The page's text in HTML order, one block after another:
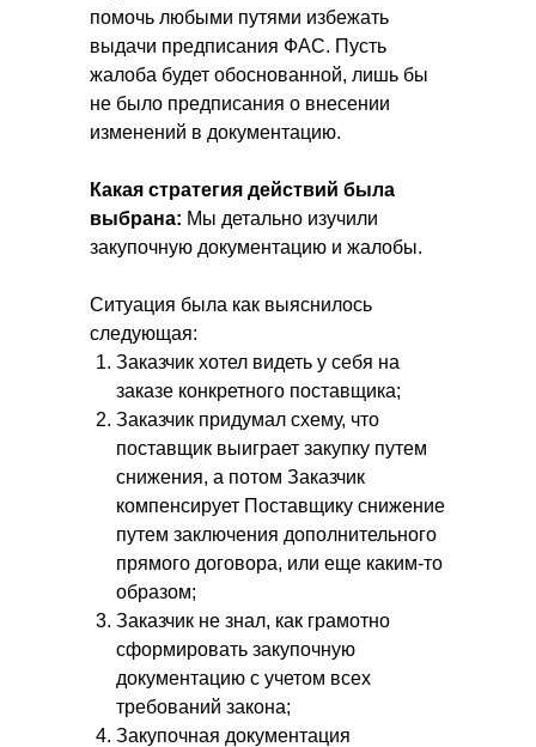
помочь любыми путями избежать
выдачи предписания ФАС. Пусть
жалоба будет обоснованной, лишь бы
не было предписания о внесении
изменений в документацию.
Какая стратегия действий была
выбрана: Мы детально изучили
закупочную документацию и жалобы.
Ситуация была как выяснилось
следующая:
Заказчик хотел видеть у себя на
заказе конкретного поставщика;
Заказчик придумал схему, что
поставщик выиграет закупку путем
снижения, а потом Заказчик
компенсирует Поставщику снижение
путем заключения дополнительного
прямого договора, или еще каким-то
образом;
Заказчик не знал, как грамотно
сформировать закупочную
документацию с учетом всех
требований закона;
Закупочная документация